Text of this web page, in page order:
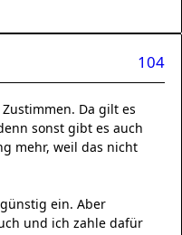
104
Da gilt es
sonst gibt es auch
mehr, weil das nicht
ein. Aber
und ich zahle dafür